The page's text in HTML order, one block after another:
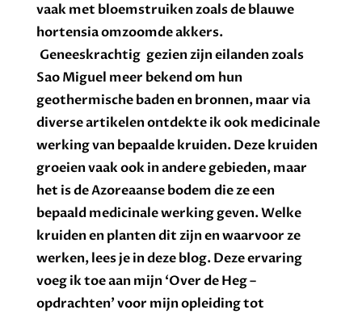
vaak met bloemstruiken zoals de blauwe
hortensia omzoomde akkers.
Geneeskrachtig gezien zijn eilanden zoals
Sao Miguel meer bekend om hun
geothermische baden en bronnen, maar via
diverse artikelen ontdekte ik ook medicinale
werking van bepaalde kruiden. Deze kruiden
groeien vaak ook in andere gebieden, maar
het is de Azoreaanse bodem die ze een
bepaald medicinale werking geven. Welke
kruiden en planten dit zijn en waarvoor ze
werken, lees je in deze blog.Deze ervaring
voeg ik toe aan mijn ‘Over de Heg –
opdrachten’ voor mijn opleiding tot